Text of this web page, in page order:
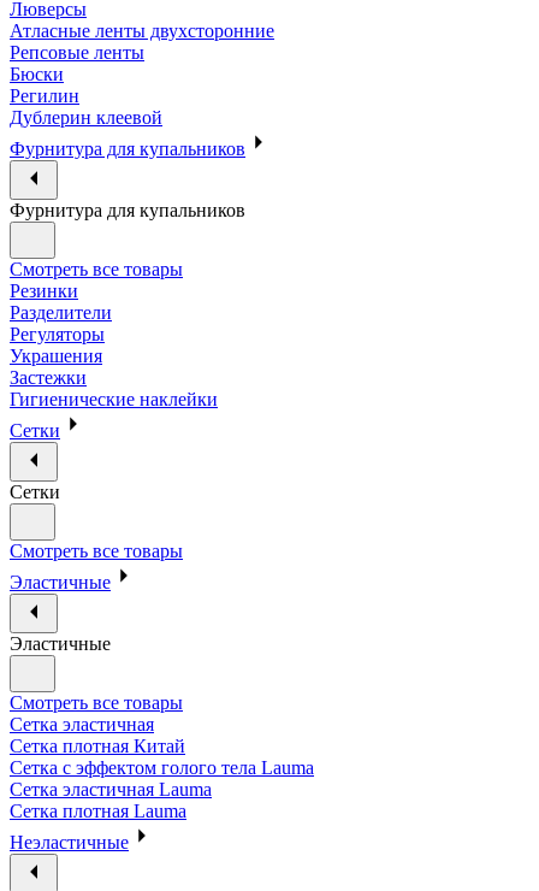
Люверсы
Атласные ленты двухсторонние
Репсовые ленты
Бюски
Регилин
Дублерин клеевой
Фурнитура для купальников
Фурнитура для купальников
Смотреть все товары
Резинки
Разделители
Регуляторы
Украшения
Застежки
Гигиенические наклейки
Сетки
Сетки
Смотреть все товары
Эластичные
Эластичные
Смотреть все товары
Сетка эластичная
Сетка плотная Китай
Сетка с эффектом голого тела Lauma
Сетка эластичная Lauma
Сетка плотная Lauma
Неэластичные